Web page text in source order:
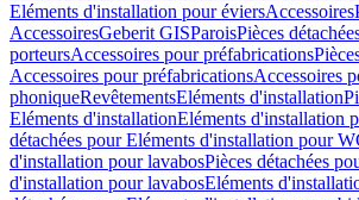
Eléments d'installation pour éviersAccessoires
AccessoiresGeberit GISParoisPièces
porteursAccessoires pour préfabrications
Accessoires pour préfabricationsAccessoires
phoniqueRevêtementsEléments d'installation
Eléments d'installationEléments d'installation
détachées pour Eléments d'installation pour
d'installation pour lavabosPièces détachées
d'installation pour lavabosEléments